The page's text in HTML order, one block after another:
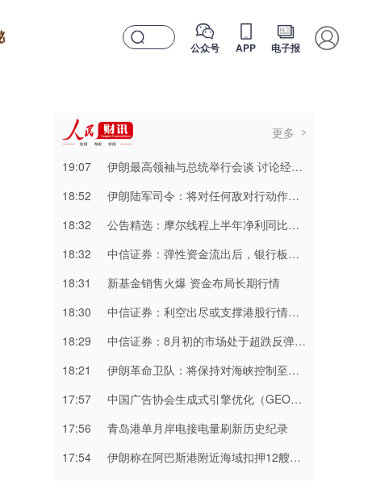
公众号 APP 电子报
更多
19:07
伊朗最高领袖与总统举行会谈 讨论经济和军事等问题
18:52
伊朗陆军司令：将对任何敌对行动作出坚决回应
18:32
公告精选：摩尔线程上半年净利同比减亏；频准激光网上发行最终中签率0.0201%
18:32
中信证券：弹性资金流出后，银行板块短期开始走稳
18:31
新基金销售火爆 资金布局长期行情
18:30
中信证券：利空出尽或支撑港股行情延续
18:29
中信证券：8月初的市场处于超跌反弹阶段
18:21
伊朗革命卫队：将保持对海峡控制至敌方接受全部条件
17:57
中国广告协会生成式引擎优化（GEO）团体标准第二次征求意见会成功召开
17:56
青岛港单月岸电接电量刷新历史纪录
17:54
伊朗称在阿巴斯港附近海域扣押12艘违规船只